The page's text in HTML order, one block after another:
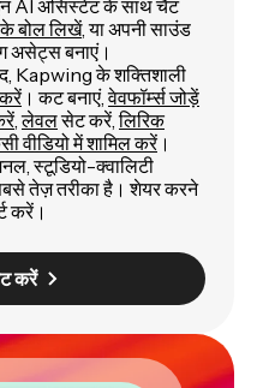
इन AI असिस्टेंट के साथ चैट
के बोल लिखें, या अपनी साउंड
असेट्स बनाएं।
Kapwing के शक्तिशाली
। कट बनाएं,वेवफॉर्म्स जोड़ें
,लेवलसेट करें,लिरिक
वीडियो में शामिल करें।
स्टूडियो-क्वालिटी
तेज़ तरीका है। शेयर करने
करें।
करें